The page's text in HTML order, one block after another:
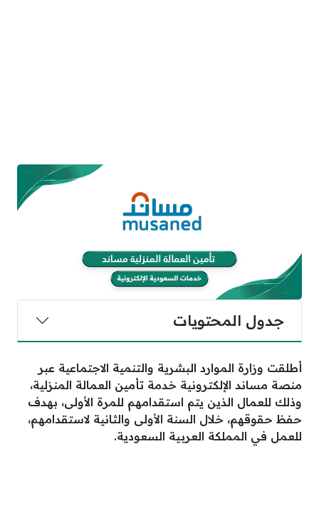
جدول المحتويات
أطلقت وزارة الموارد البشرية والتنمية الاجتماعية عبر
منصة مساند الإلكترونية خدمة تأمين العمالة المنزلية،
وذلك للعمال الذين يتم استقدامهم للمرة الأولى، بهدف
حفظ حقوقهم، خلال السنة الأولى والثانية لاستقدامهم،
للعمل في المملكة العربية السعودية.